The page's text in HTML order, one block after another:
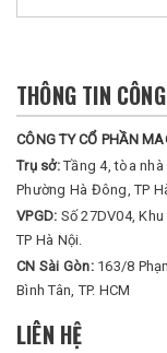
THÔNG TIN
CÔNG TY CỔ PHẦN
Trụ sở:Tầng 4, tòa nhà
Phường Hà Đông, TP
VPGD: Số 27DV04,
TP Hà Nội.
CN Sài Gòn: 163/8
Bình Tân, TP. HCM
LIÊN HỆ